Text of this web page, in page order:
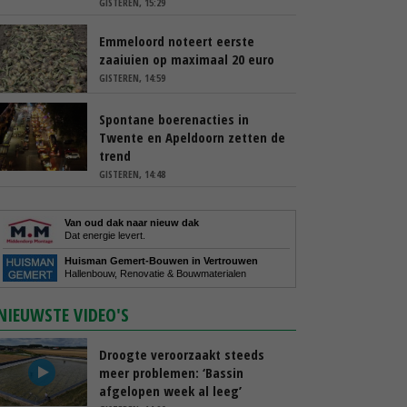
Emmeloord noteert eerste
zaaiuien op maximaal 20 euro
GISTEREN, 14:59
Spontane boerenacties in
Twente en Apeldoorn zetten de
trend
GISTEREN, 14:48
Van oud dak naar nieuw dak
Dat energie levert.
Huisman Gemert-Bouwen in Vertrouwen
Hallenbouw, Renovatie & Bouwmaterialen
VIDEO'S
Droogte veroorzaakt steeds
meer problemen: ‘Bassin
afgelopen week al leeg’